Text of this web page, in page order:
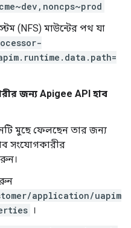
(NFS) মাউন্টের পথ যা
জন্য Apigee API হাব
মুছে ফেলছেন তার জন্য
সংযোগকারীর
application/uapim
।